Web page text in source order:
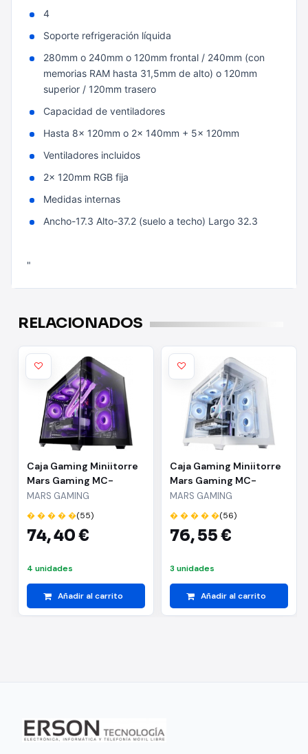
4
Soporte refrigeración líquida
280mm o 240mm o 120mm frontal / 240mm (con
memorias RAM hasta 31,5mm de alto) o 120mm
superior / 120mm trasero
Capacidad de ventiladores
Hasta 8x 120mm o 2x 140mm + 5x 120mm
Ventiladores incluidos
2x 120mm RGB fija
Medidas internas
Ancho-17.3 Alto-37.2 (suelo a techo) Largo 32.3
"
RELACIONADOS
Caja Gaming Miniitorre
Mars Gaming MC-
FUSIONM
MARS GAMING
� � � � �(55)
74,40 €
4 unidades
Añadir al carrito
Caja Gaming Miniitorre
Mars Gaming MC-
FUSIONM/ Blanca
MARS GAMING
� � � � �(56)
76,55 €
3 unidades
Añadir al carrito